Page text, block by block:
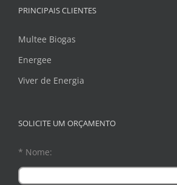
PRINCIPAIS CLIENTES
Multee Biogas
Energee
Viver de Energia
SOLICITE UM ORÇAMENTO
* Nome: